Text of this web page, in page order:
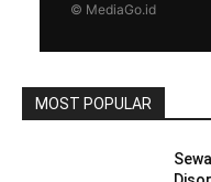
© MediaGo.id
MOST POPULAR